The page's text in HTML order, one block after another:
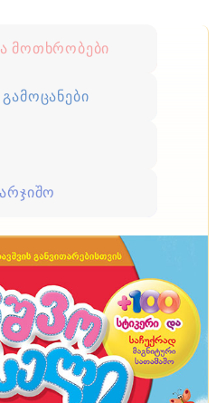
მოთხრობები